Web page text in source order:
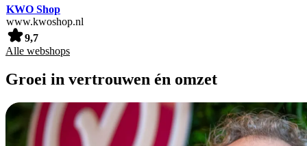
KWO Shop
www.kwoshop.nl
9,7
Alle webshops
Groei in vertrouwen én omzet